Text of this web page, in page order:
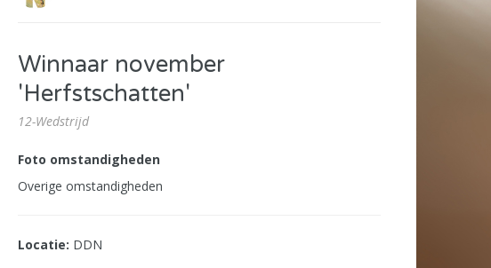
Winnaar november
'Herfstschatten'
12-Wedstrijd
Foto omstandigheden
Overige omstandigheden
Locatie: DDN